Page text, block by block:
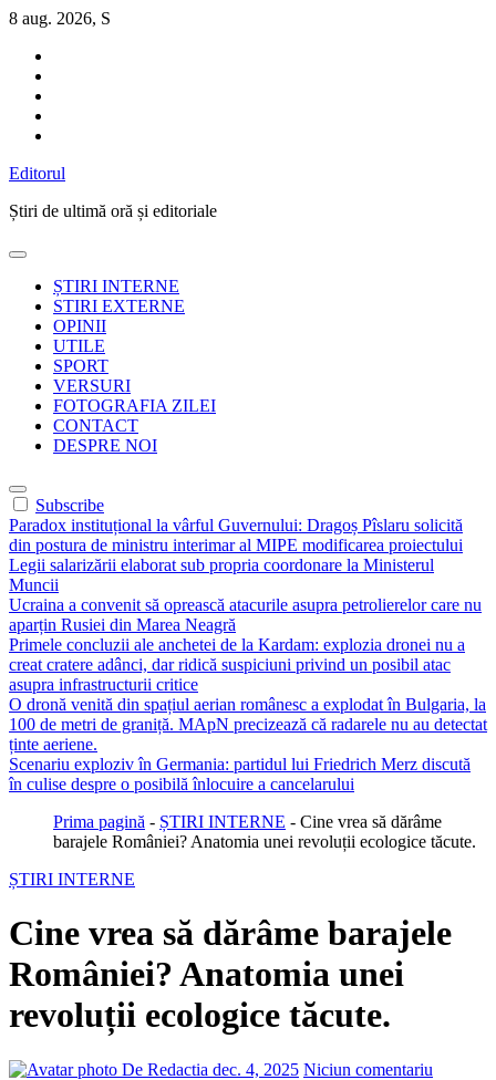
Sari
conținut
8 aug. 2026, S
Editorul
Știri de ultimă oră și editoriale
ȘTIRI INTERNE
STIRI EXTERNE
OPINII
UTILE
SPORT
VERSURI
FOTOGRAFIA ZILEI
CONTACT
DESPRE NOI
Subscribe
Paradox instituțional la vârful Guvernului: Dragoș Pîslaru solicită
din postura de ministru interimar al MIPE modificarea proiectului
Legii salarizării elaborat sub propria coordonare la Ministerul
Muncii
Ucraina a convenit să oprească atacurile asupra petrolierelor care nu
aparțin Rusiei din Marea Neagră
Primele concluzii ale anchetei de la Kardam: explozia dronei nu a
creat cratere adânci, dar ridică suspiciuni privind un posibil atac
asupra infrastructurii critice
O dronă venită din spațiul aerian românesc a explodat în Bulgaria, la
100 de metri de graniță. MApN precizează că radarele nu au detectat
ținte aeriene.
Scenariu exploziv în Germania: partidul lui Friedrich Merz discută
în culise despre o posibilă înlocuire a cancelarului
Prima pagină - ȘTIRI INTERNE - Cine vrea să dărâme
barajele României? Anatomia unei revoluții ecologice tăcute.
ȘTIRI INTERNE
Cine vrea să dărâme barajele
României? Anatomia unei
revoluții ecologice tăcute.
De Redactia dec. 4, 2025 Niciun comentariu